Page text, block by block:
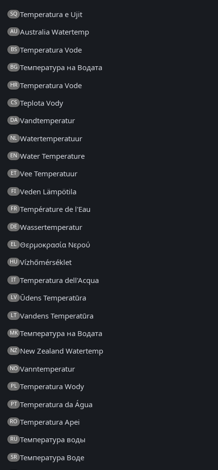
SQ Temperatura e Ujit
AU Australia Watertemp
BS Temperatura Vode
BG Температура на Водата
HR Temperatura Vode
CS Teplota Vody
DA Vandtemperatur
NL Watertemperatuur
EN Water Temperature
ET Vee Temperatuur
FI Veden Lämpötila
FR Température de l'Eau
DE Wassertemperatur
EL Θερμοκρασία Νερού
HU Vízhőmérséklet
IT Temperatura dell'Acqua
LV Ūdens Temperatūra
LT Vandens Temperatūra
MK Температура на Водата
NZ New Zealand Watertemp
NO Vanntemperatur
PL Temperatura Wody
PT Temperatura da Água
RO Temperatura Apei
RU Температура воды
SR Температура Воде